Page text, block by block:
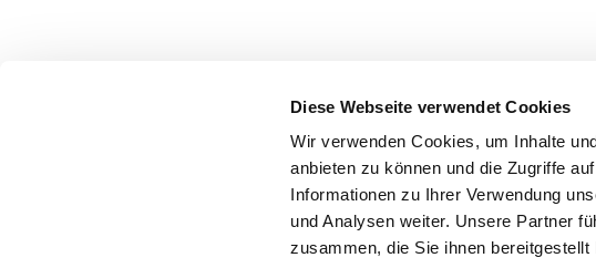
Diese Webseite verwendet Cookies
Wir verwenden Cookies, um Inhalte
anbieten zu können und die Zugriffe
Informationen zu Ihrer Verwendung
und Analysen weiter. Unsere Partner
zusammen, die Sie ihnen